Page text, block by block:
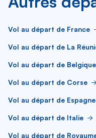
Vol au départ de France
Vol au départ de La
Vol au départ de Belgique
Vol au départ de Corse
Vol au départ de Espagne
Vol au départ de Italie
Vol au départ de